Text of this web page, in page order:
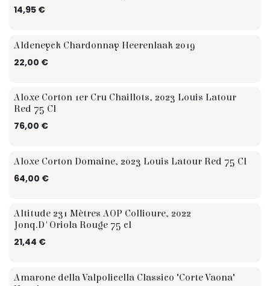
14,95 €
Aldeneyck Chardonnay Heerenlaak 2019
22,00 €
Aloxe Corton 1er Cru Chaillots, 2023 Louis Latour
Red 75 Cl
76,00 €
Aloxe Corton Domaine, 2023 Louis Latour Red 75 Cl
64,00 €
Altitude 231 Mètres AOP Collioure, 2022
Jonq.D'Oriola Rouge 75 cl
21,44 €
Amarone della Valpolicella Classico "Corte Vaona"